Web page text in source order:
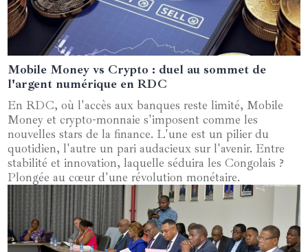
20 mai 2025
Mobile Money vs Crypto : duel au sommet de
l'argent numérique en RDC
En RDC, où l'accès aux banques reste limité, Mobile
Money et crypto-monnaie s'imposent comme les
nouvelles stars de la finance. L'une est un pilier du
quotidien, l'autre un pari audacieux sur l'avenir. Entre
stabilité et innovation, laquelle séduira les Congolais ?
Plongée au cœur d'une révolution monétaire.